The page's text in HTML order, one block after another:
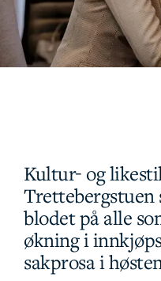
Kultur- og
blodet på alle
økning i
sakprosa i